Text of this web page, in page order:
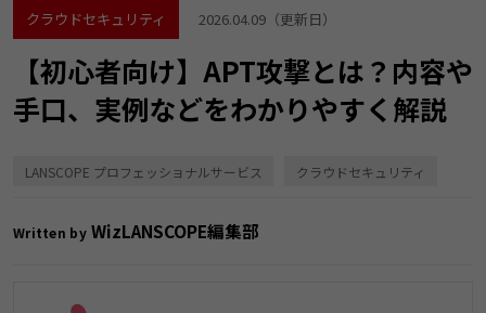
クラウドセキュリティ 2026.04.09（更新日）
【初心者向け】APT攻撃とは？内容や
手口、実例などをわかりやすく解説
LANSCOPE プロフェッショナルサービス クラウドセキュリティ
Written byWizLANSCOPE編集部